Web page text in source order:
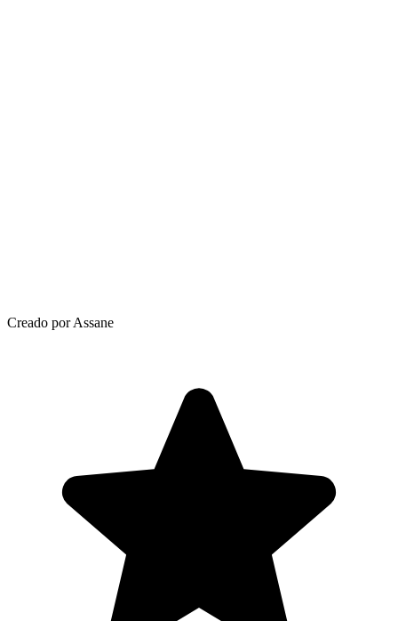
Creado por Assane